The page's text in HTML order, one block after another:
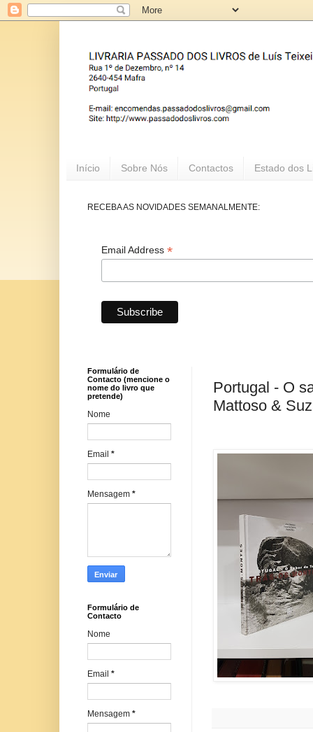
Início Sobre Nós Contactos Estado dos
RECEBA AS NOVIDADES SEMANALMENTE:
Email Address *
Portugal - O
Mattoso &
Formulário de
Contacto (mencione o
nome do livro que
pretende)
Nome
Email *
Mensagem *
Formulário de
Contacto
Nome
Email *
Mensagem *